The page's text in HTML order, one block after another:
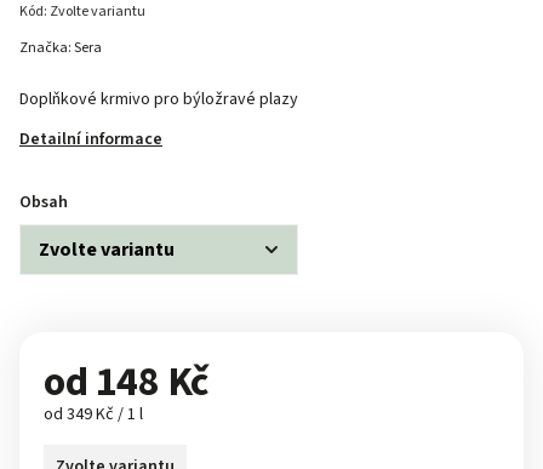
Kód: Zvolte variantu
Doplňkové krmivo pro býložravé plazy
Detailní informace
Značka:Sera
Obsah
od 148 Kč
od 349 Kč / 1 l